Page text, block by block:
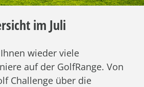
im Juli
wieder viele
auf der GolfRange. Von
Challenge über die